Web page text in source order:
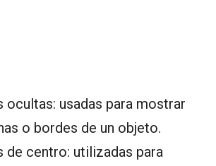
ocultas: usadas para mostrar
o bordes de un objeto.
de centro: utilizadas para